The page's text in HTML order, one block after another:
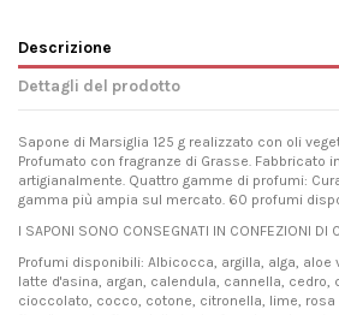
Descrizione
Dettagli del prodotto
Sapone di Marsiglia 125 g realizzato con oli
Profumato con fragranze di Grasse. Fabbricato
artigianalmente. Quattro gamme di profumi:
gamma più ampia sul mercato. 60 profumi
I SAPONI SONO CONSEGNATI IN CONFEZIONI DI
Profumi disponibili: Albicocca, argilla, alga, aloe
latte d'asina, argan, calendula, cannella, cedro,
cioccolato, cocco, cotone, citronella, lime, rosa